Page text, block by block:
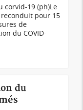
corvid-19 (ph)Le
pour 15
de
du COVID-
du